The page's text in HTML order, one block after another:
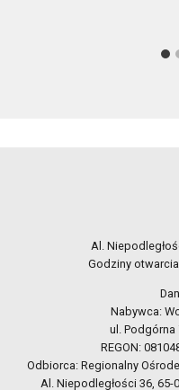
Al.
Godziny
Nabywca:
ul. Podgórna
REGON:
Odbiorca: Regionalny
Al. Niepodległości 36, 65-